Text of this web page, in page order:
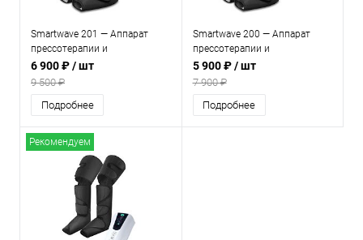
Smartwave 201 — Аппарат
прессотерапии и
лимфодренажа
6 900 ₽/ шт
9 500 ₽
Подробнее
Smartwave 200 — Аппарат
прессотерапии и
лимфодренажа
5 900 ₽/ шт
7 900 ₽
Подробнее
Рекомендуем